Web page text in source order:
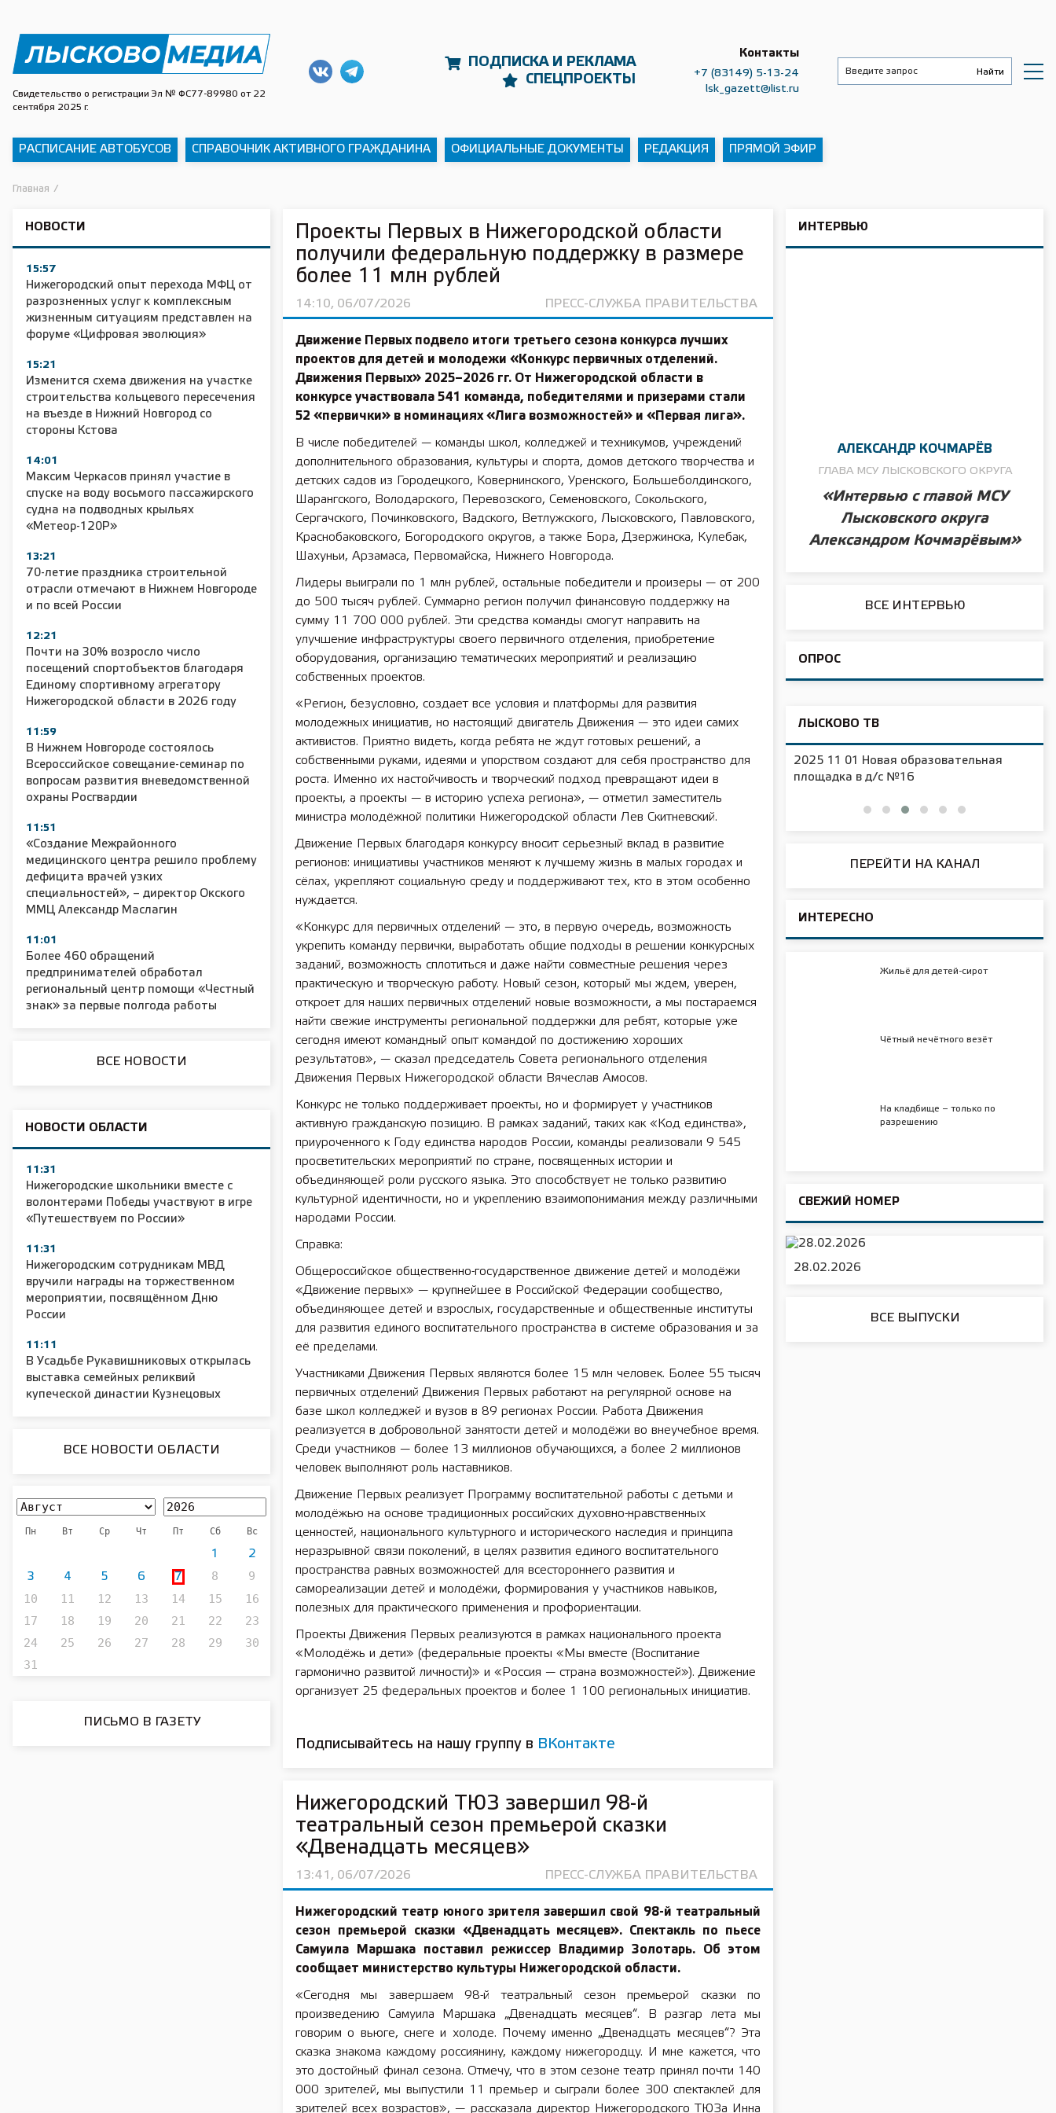
Свидетельство о регистрации Эл № ФС77-89980 от 22
сентября 2025 г.
ПОДПИСКА И РЕКЛАМА
СПЕЦПРОЕКТЫ
Контакты
+7 (83149) 5-13-24
lsk_gazett@list.ru
РАСПИСАНИЕ АВТОБУСОВ СПРАВОЧНИК АКТИВНОГО ГРАЖДАНИНА ОФИЦИАЛЬНЫЕ ДОКУМЕНТЫ РЕДАКЦИЯ ПРЯМОЙ ЭФИР
Главная /
НОВОСТИ
15:57
Нижегородский опыт перехода МФЦ от
разрозненных услуг к комплексным
жизненным ситуациям представлен на
форуме «Цифровая эволюция»
15:21
Изменится схема движения на участке
строительства кольцевого пересечения
на въезде в Нижний Новгород со
стороны Кстова
14:01
Максим Черкасов принял участие в
спуске на воду восьмого пассажирского
судна на подводных крыльях
«Метеор-120Р»
13:21
70-летие праздника строительной
отрасли отмечают в Нижнем Новгороде
и по всей России
12:21
Почти на 30% возросло число
посещений спортобъектов благодаря
Единому спортивному агрегатору
Нижегородской области в 2026 году
11:59
В Нижнем Новгороде состоялось
Всероссийское совещание-семинар по
вопросам развития вневедомственной
охраны Росгвардии
11:51
«Создание Межрайонного
медицинского центра решило проблему
дефицита врачей узких
специальностей», – директор Окского
ММЦ Александр Маслагин
11:01
Более 460 обращений
предпринимателей обработал
региональный центр помощи «Честный
знак» за первые полгода работы
ВСЕ НОВОСТИ
НОВОСТИ ОБЛАСТИ
11:31
Нижегородские школьники вместе с
волонтерами Победы участвуют в игре
«Путешествуем по России»
11:31
Нижегородским сотрудникам МВД
вручили награды на торжественном
мероприятии, посвящённом Дню
России
11:11
В Усадьбе Рукавишниковых открылась
выставка семейных реликвий
купеческой династии Кузнецовых
ВСЕ НОВОСТИ ОБЛАСТИ
Пн Вт Ср Чт Пт Сб Вс
1 2
3 4 5 6 7 8
9
10
11 12 13 14 15
16
17
18 19 20 21 22
23
24
25 26 27 28 29
30
31
ПИСЬМО В ГАЗЕТУ
Проекты Первых в Нижегородской области
получили федеральную поддержку в размере
более 11 млн рублей
14:10, 06/07/2026 ПРЕСС-СЛУЖБА ПРАВИТЕЛЬСТВА
Движение Первых подвело итоги третьего сезона конкурса лучших
проектов для детей и молодежи «Конкурс первичных отделений.
Движения Первых» 2025–2026 гг. От Нижегородской области в
конкурсе участвовала 541 команда, победителями и призерами стали
52 «первички» в номинациях «Лига возможностей» и «Первая лига».
В числе победителей — команды школ, колледжей и техникумов, учреждений
дополнительного образования, культуры и спорта, домов детского творчества и
детских садов из Городецкого, Ковернинского, Уренского, Большеболдинского,
Шарангского, Володарского, Перевозского, Семеновского, Сокольского,
Сергачского, Починковского, Вадского, Ветлужского, Лысковского, Павловского,
Краснобаковского, Богородского округов, а также Бора, Дзержинска, Кулебак,
Шахуньи, Арзамаса, Первомайска, Нижнего Новгорода.
Лидеры выиграли по 1 млн рублей, остальные победители и произеры — от 200
до 500 тысяч рублей. Суммарно регион получил финансовую поддержку на
сумму 11 700 000 рублей. Эти средства команды смогут направить на
улучшение инфраструктуры своего первичного отделения, приобретение
оборудования, организацию тематических мероприятий и реализацию
собственных проектов.
«Регион, безусловно, создает все условия и платформы для развития
молодежных инициатив, но настоящий двигатель Движения — это идеи самих
активистов. Приятно видеть, когда ребята не ждут готовых решений, а
собственными руками, идеями и упорством создают для себя пространство для
роста. Именно их настойчивость и творческий подход превращают идеи в
проекты, а проекты — в историю успеха региона», — отметил заместитель
министра молодёжной политики Нижегородской области Лев Скитневский.
Движение Первых благодаря конкурсу вносит серьезный вклад в развитие
регионов: инициативы участников меняют к лучшему жизнь в малых городах и
сёлах, укрепляют социальную среду и поддерживают тех, кто в этом особенно
нуждается.
«Конкурс для первичных отделений — это, в первую очередь, возможность
укрепить команду первички, выработать общие подходы в решении конкурсных
заданий, возможность сплотиться и даже найти совместные решения через
практическую и творческую работу. Новый сезон, который мы ждем, уверен,
откроет для наших первичных отделений новые возможности, а мы постараемся
найти свежие инструменты региональной поддержки для ребят, которые уже
сегодня имеют командный опыт командой по достижению хороших
результатов», — сказал председатель Совета регионального отделения
Движения Первых Нижегородской области Вячеслав Амосов.
Конкурс не только поддерживает проекты, но и формирует у участников
активную гражданскую позицию. В рамках заданий, таких как «Код единства»,
приуроченного к Году единства народов России, команды реализовали 9 545
просветительских мероприятий по стране, посвященных истории и
объединяющей роли русского языка. Это способствует не только развитию
культурной идентичности, но и укреплению взаимопонимания между различными
народами России.
Справка:
Общероссийское общественно-государственное движение детей и молодёжи
«Движение первых» — крупнейшее в Российской Федерации сообщество,
объединяющее детей и взрослых, государственные и общественные институты
для развития единого воспитательного пространства в системе образования и за
её пределами.
Участниками Движения Первых являются более 15 млн человек. Более 55 тысяч
первичных отделений Движения Первых работают на регулярной основе на
базе школ колледжей и вузов в 89 регионах России. Работа Движения
реализуется в добровольной занятости детей и молодёжи во внеучебное время.
Среди участников — более 13 миллионов обучающихся, а более 2 миллионов
человек выполняют роль наставников.
Движение Первых реализует Программу воспитательной работы с детьми и
молодёжью на основе традиционных российских духовно-нравственных
ценностей, национального культурного и исторического наследия и принципа
неразрывной связи поколений, в целях развития единого воспитательного
пространства равных возможностей для всестороннего развития и
самореализации детей и молодёжи, формирования у участников навыков,
полезных для практического применения и профориентации.
Проекты Движения Первых реализуются в рамках национального проекта
«Молодёжь и дети» (федеральные проекты «Мы вместе (Воспитание
гармонично развитой личности)» и «Россия — страна возможностей»). Движение
организует 25 федеральных проектов и более 1 100 региональных инициатив.
Подписывайтесь на нашу группу в ВКонтакте
Нижегородский ТЮЗ завершил 98-й
театральный сезон премьерой сказки
«Двенадцать месяцев»
13:41, 06/07/2026 ПРЕСС-СЛУЖБА ПРАВИТЕЛЬСТВА
Нижегородский театр юного зрителя завершил свой 98-й театральный
сезон премьерой сказки «Двенадцать месяцев». Спектакль по пьесе
Самуила Маршака поставил режиссер Владимир Золотарь. Об этом
сообщает министерство культуры Нижегородской области.
«Сегодня мы завершаем 98-й театральный сезон премьерой сказки по
произведению Самуила Маршака „Двенадцать месяцев“. В разгар лета мы
говорим о вьюге, снеге и холоде. Почему именно „Двенадцать месяцев“? Эта
сказка знакома каждому россиянину, каждому нижегородцу. И мне кажется, что
это достойный финал сезона. Отмечу, что в этом сезоне театр принял почти 140
000 зрителей, мы выпустили 11 премьер и сыграли более 300 спектаклей для
зрителей всех возрастов», — рассказала директор Нижегородского ТЮЗа Инна
ИНТЕРВЬЮ
АЛЕКСАНДР КОЧМАРЁВ
ГЛАВА МСУ ЛЫСКОВСКОГО ОКРУГА
«Интервью с главой МСУ
Лысковского округа
Александром Кочмарёвым»
ВСЕ ИНТЕРВЬЮ
ОПРОС
ЛЫСКОВО ТВ
11 01 Сельское хозяйство 2025 2025 11 01 55 лет СОШ №2
2025 11 01 Земли
сельскохозяйственного назначения
2025 11 01 Новая образовательная
площадка в д/с №16
ПЕРЕЙТИ НА КАНАЛ
ИНТЕРЕСНО
Жильё для детей-сирот
Чётный нечётного везёт
На кладбище – только по
разрешению
СВЕЖИЙ НОМЕР
28.02.2026
ВСЕ ВЫПУСКИ